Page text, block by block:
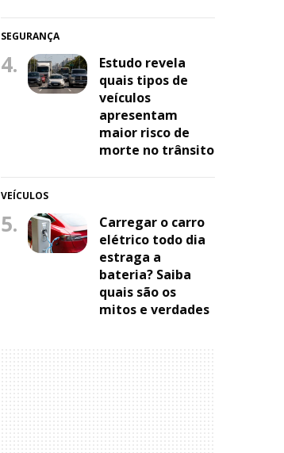
SEGURANÇA
4.
Estudo revela
quais tipos de
veículos
apresentam
maior risco de
morte no trânsito
VEÍCULOS
5.
Carregar o carro
elétrico todo dia
estraga a
bateria? Saiba
quais são os
mitos e verdades